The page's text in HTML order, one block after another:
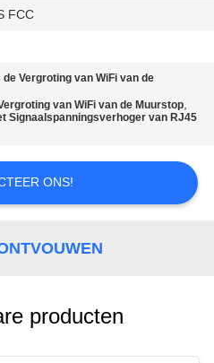
FCC
de Vergroting van WiFi van de
van WiFi van de Muurstop,
Signaalspanningsverhoger van RJ45
ONS!
producten